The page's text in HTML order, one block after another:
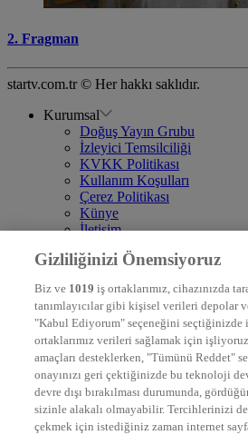
2. Fragman
startv.com.tr © Her hakkı saklıdır.
Kurumsal
Doğuş Yayın Grubu
İzleyici Temsilciliği
KVKK Politikası
Kullanım Koşulları
Çerez Politikası
Künye
İletişim
DYG Televizyonlar
STAR
EURO STAR
KRAL POP TV
DYG Radyolar
NTV RADYO
KRAL FM
KRAL POP
EKSEN
VOYAGE
Gizliliğinizi Önemsiyoruz
Biz ve 1019 iş ortaklarımız, cihazınızda
tanımlayıcılar gibi kişisel verileri depolar
"Kabul Ediyorum" seçeneğini
ortaklarımız verileri sağlamak için
amaçları desteklerken, "Tümünü Reddet"
onayınızı geri çektiğinizde bu teknoloji
devre dışı bırakılması durumunda,
sizinle alakalı olmayabilir. Tercihlerinizi
çekmek için istediğiniz zaman internet